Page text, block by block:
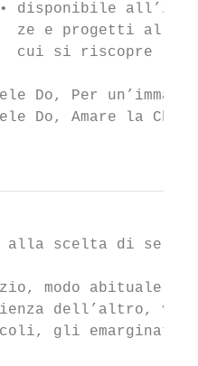
disponibile
ze e progetti
cui si riscopre la
Do, Per
Do, Amare la
alla scelta di
modo abituale
dell’altro,
gli emarginati.